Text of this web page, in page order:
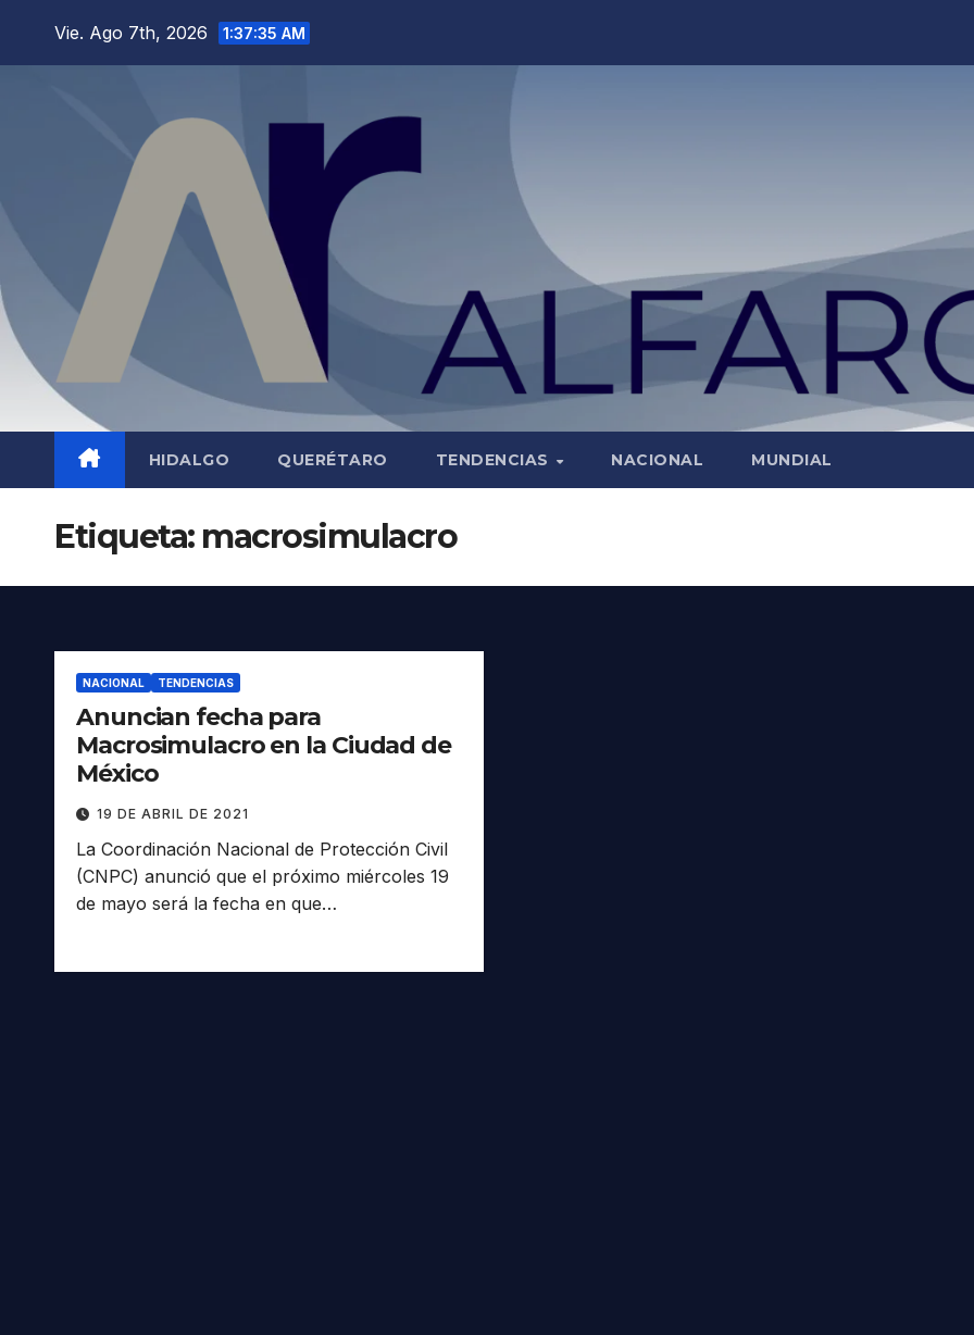
Vie. Ago 7th, 2026 1:37:36 AM
HIDALGO QUERÉTARO TENDENCIAS NACIONAL MUNDIAL
Etiqueta: macrosimulacro
NACIONAL TENDENCIAS
Anuncian fecha para
Macrosimulacro en la Ciudad de
México
19 DE ABRIL DE 2021
La Coordinación Nacional de Protección Civil
(CNPC) anunció que el próximo miércoles 19
de mayo será la fecha en que…